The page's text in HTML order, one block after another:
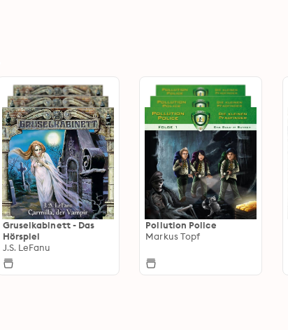
Gruselkabinett - Das
Hörspiel
J.S. LeFanu
Pollution Police
Markus Topf